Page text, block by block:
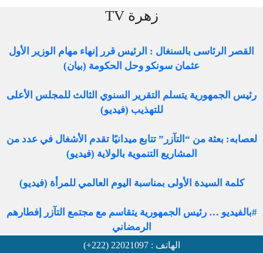
زهرة TV
القصر الرئاسى بالسنغال : الرئيس قرر إنهاء مهام الوزير الأول
عثمان سونكو وحل الحكومة (بيان)
رئيس الجمهورية يتسلم التقرير السنوي الثالث للمجلس الأعلى
للتهذيب (فيديو)
لعصابه: بعثة من “التآزر” تتابع ميدانيًا تقدم الأشغال في عدد من
المشاريع التنموية بالولاية (فيديو)
كلمة السيدة الأولى بمناسبة اليوم العالمي للمرأة (فيديو)
#بالفيديو … رئيس الجمهورية يتقاسم مع مجتمع التآزر إفطارهم
الرمضاني
الهاتف : 22021097 (222+)